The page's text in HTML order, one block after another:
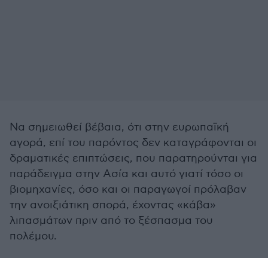
Να σημειωθεί βέβαια, ότι στην ευρωπαϊκή
αγορά, επί του παρόντος δεν καταγράφονται οι
δραματικές επιπτώσεις, που παρατηρούνται για
παράδειγμα στην Ασία και αυτό γιατί τόσο οι
βιομηχανίες, όσο και οι παραγωγοί πρόλαβαν
την ανοιξιάτικη σπορά, έχοντας «κάβα»
λιπασμάτων πριν από το ξέσπασμα του
πολέμου.